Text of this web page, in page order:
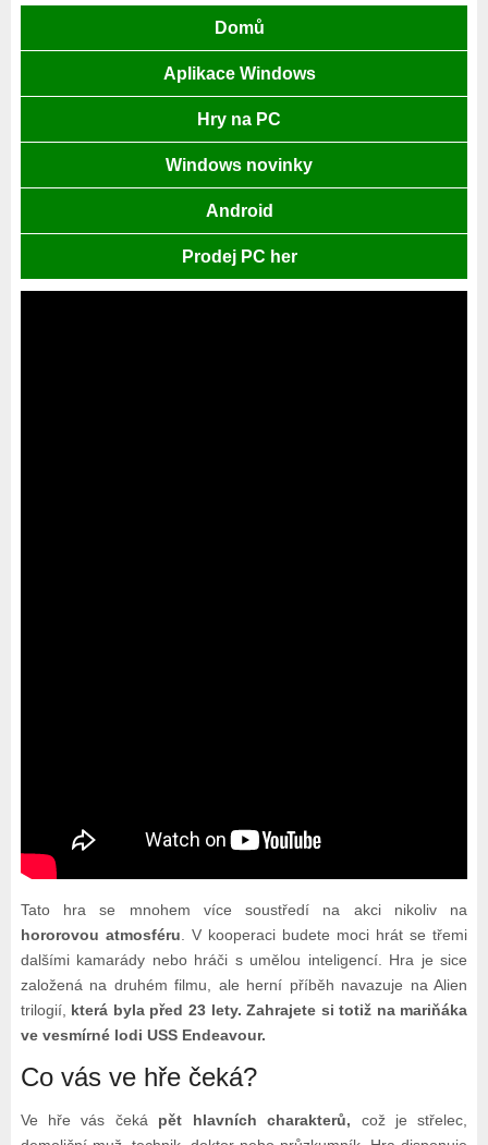
Domů
Aplikace Windows
Hry na PC
Windows novinky
Android
Prodej PC her
Tato hra se mnohem více soustředí na akci nikoliv na
hororovou atmosféru . V kooperaci budete moci hrát se třemi
dalšími kamarády nebo hráči s umělou inteligencí. Hra je sice
založená na druhém filmu, ale herní příběh navazuje na Alien
trilogií, která byla před 23 lety. Zahrajete si totiž na mariňáka
ve vesmírné lodi USS Endeavour.
Co vás ve hře čeká?
Ve hře vás čeká pět hlavních charakterů, což je střelec,